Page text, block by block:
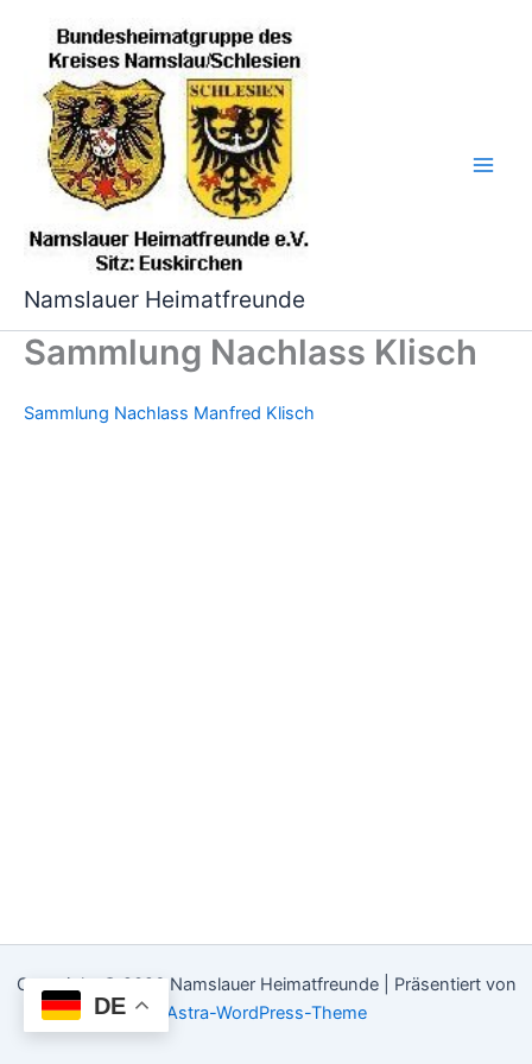
springen
Namslauer Heimatfreunde
Sammlung Nachlass Klisch
Sammlung Nachlass Manfred Klisch
Copyright © 2026 Namslauer Heimatfreunde | Präsentiert von
Astra-WordPress-Theme
DE